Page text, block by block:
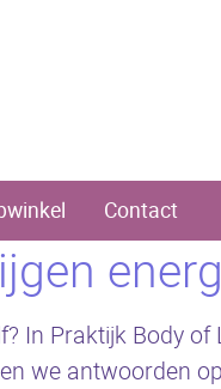
Contact
In Praktijk Body
we antwoorden